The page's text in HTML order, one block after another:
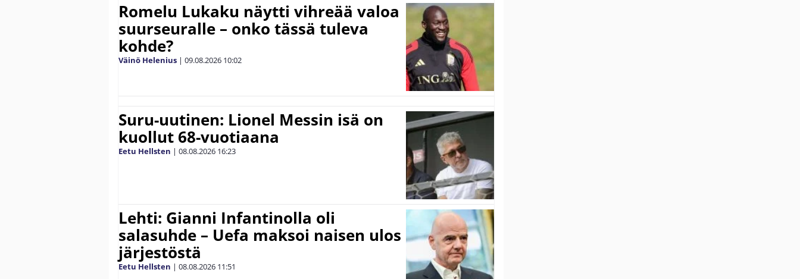
Romelu Lukaku näytti vihreää valoa
suurseuralle – onko tässä tuleva
kohde?
Väinö Helenius | 09.08.2026 10:02
Suru-uutinen: Lionel Messin isä on
kuollut 68-vuotiaana
Eetu Hellsten | 08.08.2026 16:23
Lehti: Gianni Infantinolla oli
salasuhde – Uefa maksoi naisen ulos
järjestöstä
Eetu Hellsten | 08.08.2026 11:51